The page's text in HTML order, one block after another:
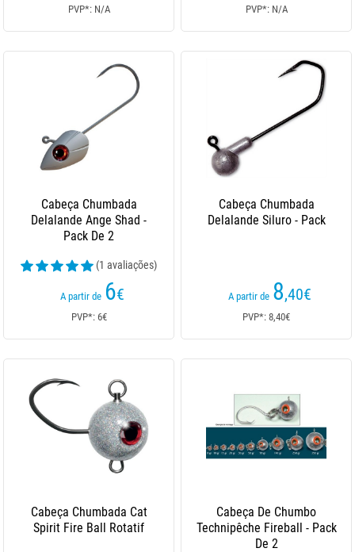
PVP*: N/A PVP*: N/A
Cabeça Chumbada
Delalande Ange Shad -
Pack De 2
(1 avaliações)
A partir de 6€
PVP*: 6€
Cabeça Chumbada
Delalande Siluro - Pack
A partir de 8,40€
PVP*: 8,40€
Cabeça Chumbada Cat
Spirit Fire Ball Rotatif
Cabeça De Chumbo
Technipêche Fireball - Pack
De 2